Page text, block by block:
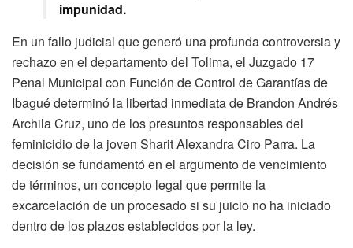
impunidad.
En un fallo judicial que generó una profunda controversia y
rechazo en el departamento del Tolima, el Juzgado 17
Penal Municipal con Función de Control de Garantías de
Ibagué determinó la libertad inmediata de Brandon Andrés
Archila Cruz, uno de los presuntos responsables del
feminicidio de la joven Sharit Alexandra Ciro Parra. La
decisión se fundamentó en el argumento de vencimiento
de términos, un concepto legal que permite la
excarcelación de un procesado si su juicio no ha iniciado
dentro de los plazos establecidos por la ley.